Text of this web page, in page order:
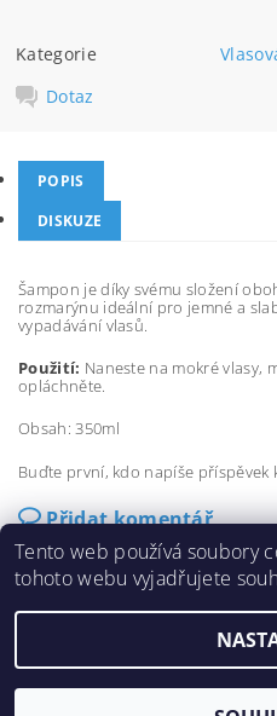
Kategorie
Dotaz
POPIS
DISKUZE
Šampon je díky svému složení
rozmarýnu ideální pro jemné a
vypadávání vlasů.
Použití: Naneste na mokré vlasy,
opláchněte.
Obsah: 350ml
Buďte první, kdo napíše příspěvek
Přidat komentář
2026 ©eshop-fanola.cz,
Tento web používá soubory
tohoto webu vyjadřujete